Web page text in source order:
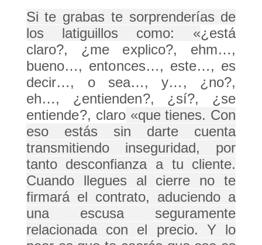
Si te grabas te sorprenderías de
los latiguillos como: «¿está
claro?, ¿me explico?, ehm…,
bueno…, entonces…, este…, es
decir…, o sea…, y…, ¿no?,
eh…, ¿entienden?, ¿sí?, ¿se
entiende?, claro «que tienes. Con
eso estás sin darte cuenta
transmitiendo inseguridad, por
tanto desconfianza a tu cliente.
Cuando llegues al cierre no te
firmará el contrato, aduciendo a
una escusa seguramente
relacionada con el precio. Y lo